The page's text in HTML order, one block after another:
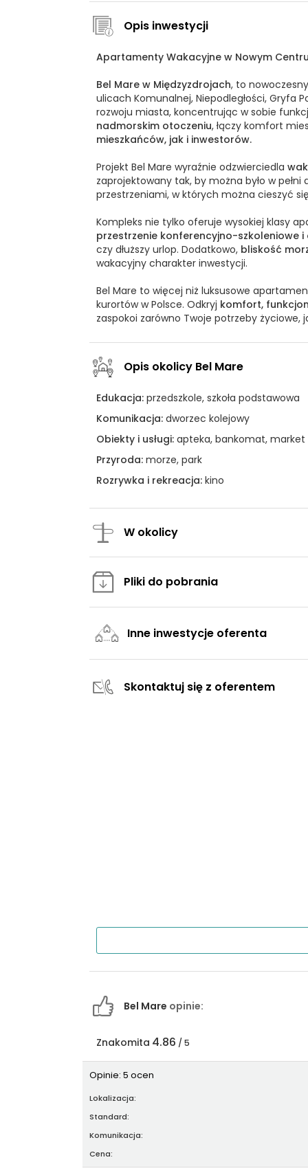
Opis inwestycji
Apartamenty Wakacyjne w Nowym
Bel Mare w Międzyzdrojach, to
ulicach Komunalnej, Niepodległości, Gryfa
rozwoju miasta, koncentrując w sobie
nadmorskim otoczeniu, łączy komfort
mieszkańców, jak i inwestorów.
Projekt Bel Mare wyraźnie odzwierciedla
zaprojektowany tak, by można było w
przestrzeniami, w których można cieszyć
Kompleks nie tylko oferuje wysokiej klasy
przestrzenie konferencyjno-szkoleniowe
czy dłuższy urlop. Dodatkowo, bliskość
wakacyjny charakter inwestycji.
Bel Mare to więcej niż luksusowe
kurortów w Polsce. Odkryj komfort,
zaspokoi zarówno Twoje potrzeby życiowe,
Opis okolicy Bel Mare
Edukacja: przedszkole, szkoła podstawowa
Komunikacja: dworzec kolejowy
Obiekty i usługi: apteka, bankomat, market
Przyroda: morze, park
Rozrywka i rekreacja: kino
W okolicy
Pliki do pobrania
Inne inwestycje oferenta
Skontaktuj się z oferentem
Bel Mare opinie:
Znakomita 4.86 / 5
Opinie: 5 ocen
Lokalizacja:
Standard:
Komunikacja:
Cena: